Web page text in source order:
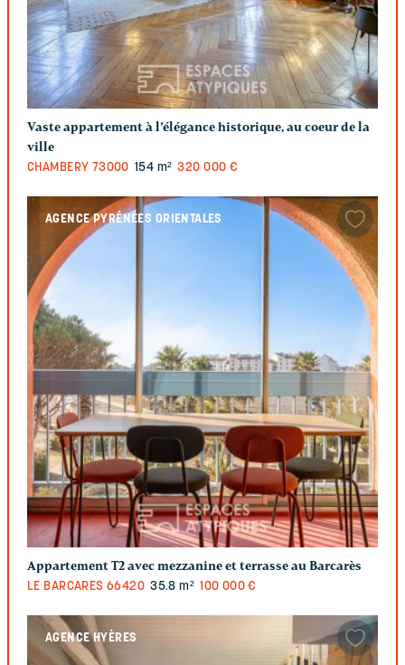
Vaste appartement à l’élégance historique, au coeur de la
ville
CHAMBERY 73000 154 m² 320 000 €
AGENCE PYRÉNÉES ORIENTALES
Appartement T2 avec mezzanine et terrasse au Barcarès
LE BARCARES 66420 35.8 m² 100 000 €
AGENCE HYÈRES